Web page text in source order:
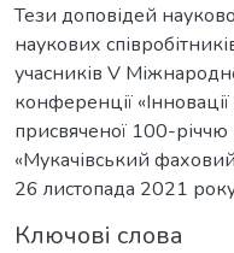
Тези доповідей
наукових
учасників V
конференції
присвяченої 100-
«Мукачівський
26 листопада 2021
Ключові слова